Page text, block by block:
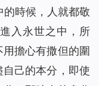
時候，人就都敬
入永世之中，所
擔心有撒但的圍
己的本分，即使